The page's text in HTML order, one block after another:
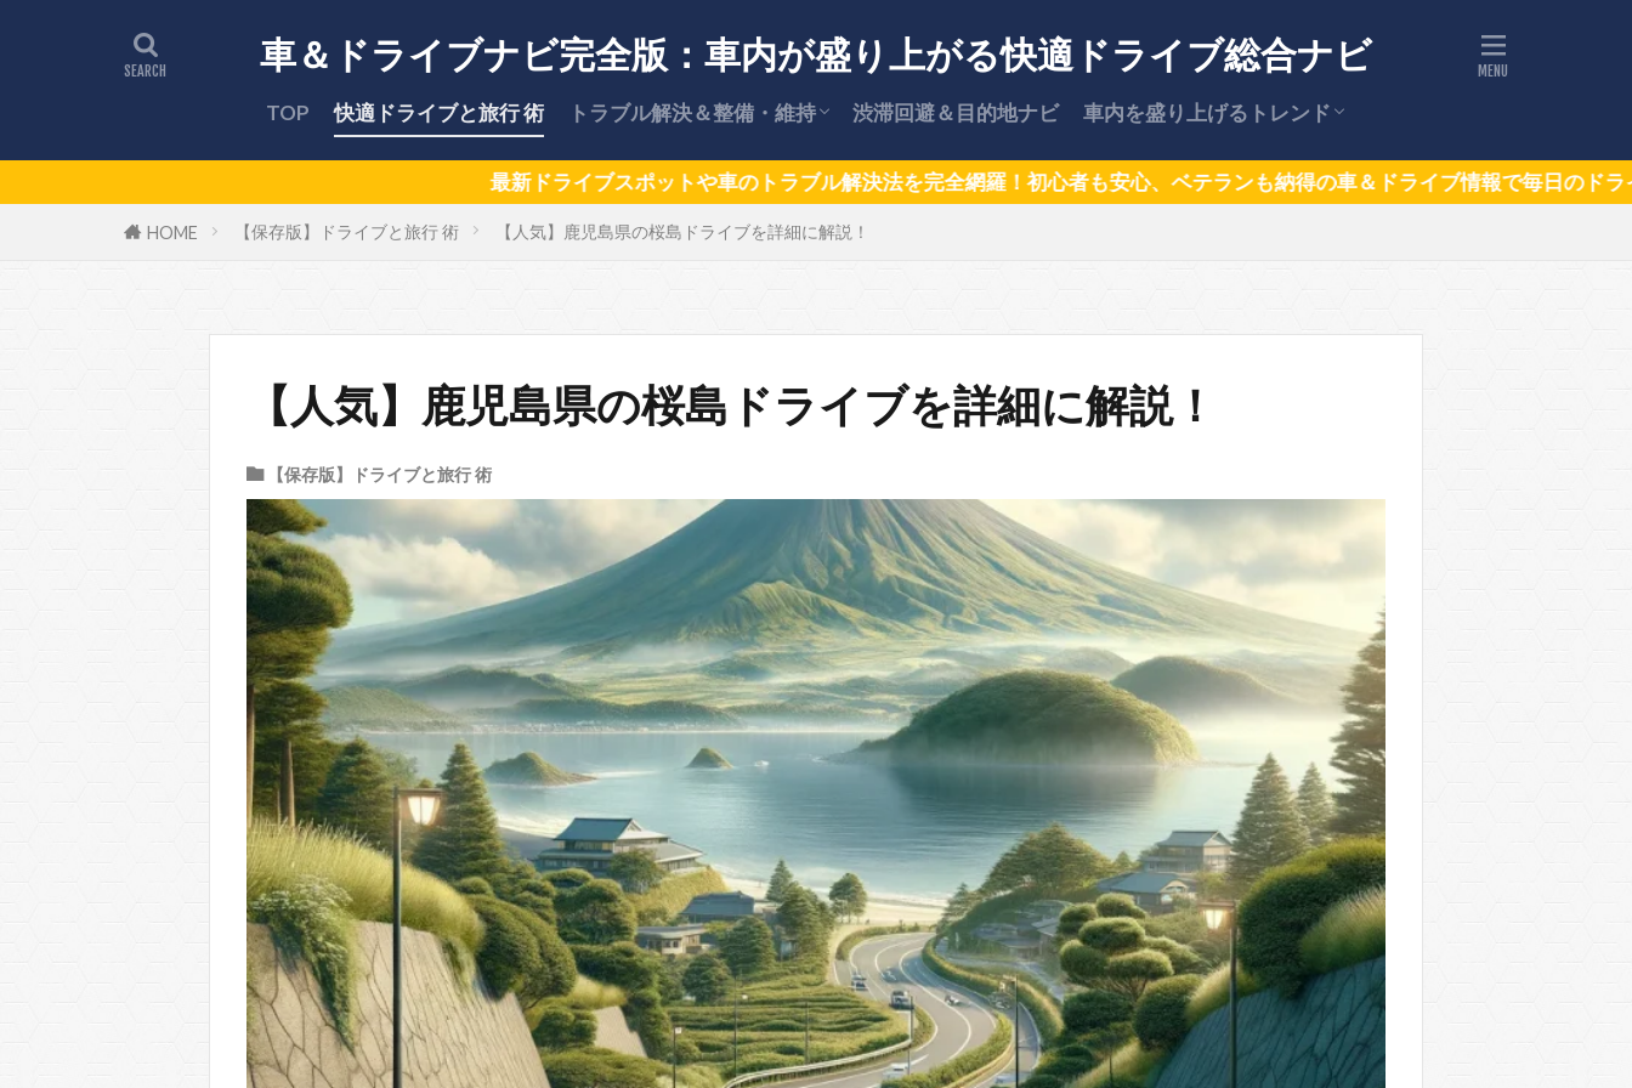
車＆ドライブナビ完全版：車内が盛り上がる快適ドライブ総合ナビ
TOP 快適ドライブと旅行 術 トラブル解決＆整備・維持
【保存版】車のトラブル解決策
安全な運転術
車の維持費・節約ガイド
カー用品情報
【保存版】愛車を高く売却する方法
と交渉術
渋滞回避＆目的地ナビ 車内を盛り上げるトレンド
ドライブの話題（トレンドニュー
話題の車
最新ドライブスポットや車のトラブル解決法を完全網羅！初心者も安心、ベテランも納得の車＆ドライブ情報で毎日のドライブをもっと楽しく、も
HOME 【保存版】ドライブと旅行 術 【人気】鹿児島県の桜島ドライブを詳細に解説！
【人気】鹿児島県の桜島ドライブを詳細に解説！
【保存版】ドライブと旅行 術